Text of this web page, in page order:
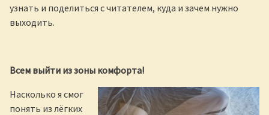
узнать и поделиться с читателем, куда и зачем нужно
выходить.
Всем выйти из зоны комфорта!
Насколько я смог
понять из лёгких